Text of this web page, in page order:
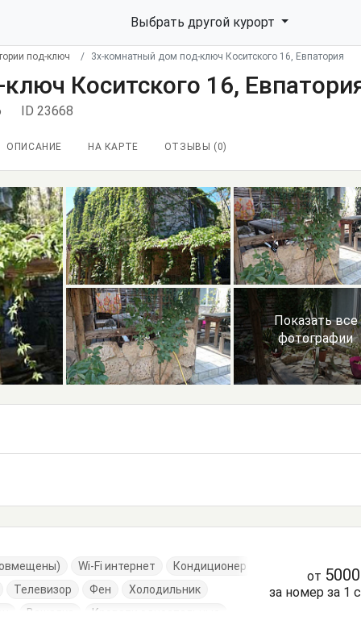
Выбрать другой курорт
под-ключ 3х-комнатный дом под-ключ Коситского 16, Евпатория
Коситского 16,
ID 23668
ОПИСАНИЕ НА КАРТЕ ОТЗЫВЫ ( 0)
Показать все
фотографии
Wi-Fi интернет
Кондиционер
Телевизор Фен
Холодильник
Вешалка
Кровати односпальные
от
за номер за 1